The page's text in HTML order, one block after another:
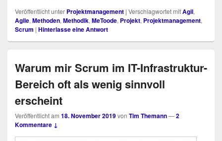
Veröffentlicht unter Projektmanagement | Verschlagwortet mitAgil,
Agile,Methoden,Methodik,MeToode, Projekt, Projektmanagement,
Scrum | Hinterlasse eine Antwort
Warum mir Scrum im IT-Infrastruktur-
Bereich oft als wenig sinnvoll
erscheint
Veröffentlicht am 18. November 2019von Tim Themann—2
Kommentare ↓